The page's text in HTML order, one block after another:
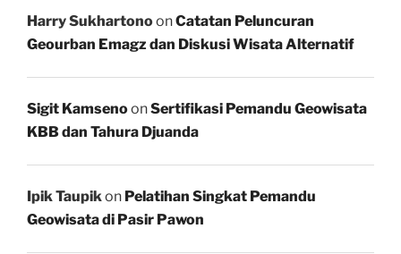
Harry SukhartonoonCatatan Peluncuran
Geourban Emagz dan Diskusi Wisata Alternatif
Sigit KamsenoonSertifikasi Pemandu Geowisata
KBB dan Tahura Djuanda
Ipik Taupikon Pelatihan Singkat Pemandu
Geowisata di Pasir Pawon